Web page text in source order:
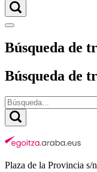
Búsqueda de
Búsqueda de
Plaza de la Provincia